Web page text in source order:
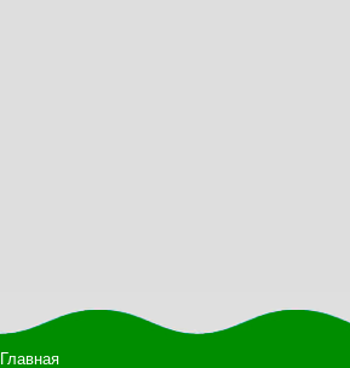
Главная